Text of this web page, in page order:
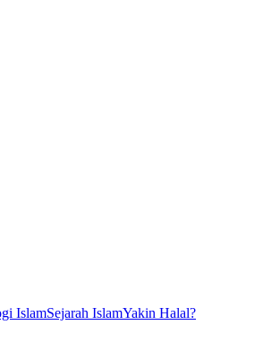
IslamSejarah IslamYakin Halal?